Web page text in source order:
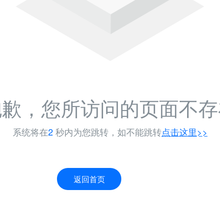
，您所访问的页面不
系统将在1秒内为您跳转，如不能跳转点击这里>>
返回首页